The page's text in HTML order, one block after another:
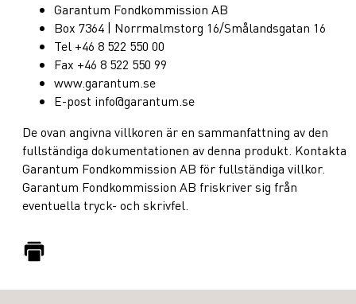
Garantum Fondkommission AB
Box 7364 | Norrmalmstorg 16/Smålandsgatan 16
Tel +46 8 522 550 00
Fax +46 8 522 550 99
www.garantum.se
E-post info@garantum.se
De ovan angivna villkoren är en sammanfattning av den
fullständiga dokumentationen av denna produkt. Kontakta
Garantum Fondkommission AB för fullständiga villkor.
Garantum Fondkommission AB friskriver sig från
eventuella tryck- och skrivfel.